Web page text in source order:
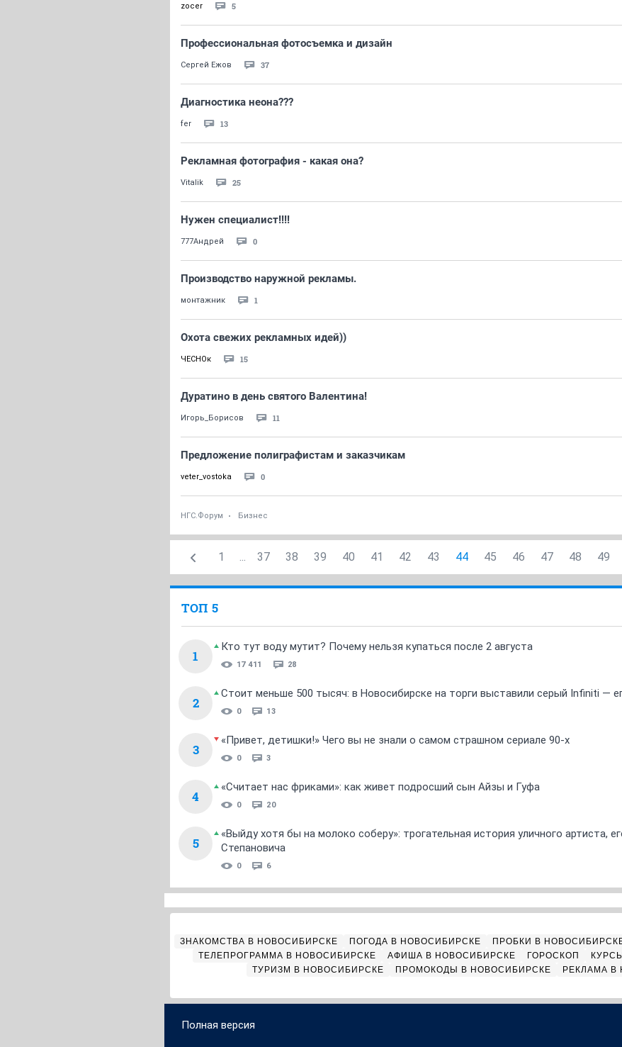
zocer 5
Профессиональная фотосъемка и дизайн
Сергей Ежов 37
Диагностика неона???
fer 13
Рекламная фотография - какая она?
Vitalik 25
Нужен специалист!!!!
777Андрей 0
Производство наружной рекламы.
монтажник 1
Охота свежих рекламных идей))
ЧЕСНОк 15
Дуратино в день святого Валентина!
Игорь_Борисов 11
Предложение полиграфистам и заказчикам
veter_vostoka 0
НГС.Форум Бизнес
1 ... 37 38 39 40 41 42 43 44 45 46 47 48 49
ТОП 5
1
Кто тут воду мутит? Почему нельзя купаться после 2 августа
17 411 28
2
Стоит меньше 500 тысяч: в Новосибирске на торги выставили серый Infiniti —
0 13
3
«Привет, детишки!» Чего вы не знали о самом страшном сериале 90-х
0 3
4
«Считает нас фриками»: как живет подросший сын Айзы и Гуфа
0 20
5
«Выйду хотя бы на молоко соберу»: трогательная история уличного артиста,
Степановича
0 6
ЗНАКОМСТВА В НОВОСИБИРСКЕ ПОГОДА В НОВОСИБИРСКЕ ПРОБКИ В
ТЕЛЕПРОГРАММА В НОВОСИБИРСКЕ
АФИША В НОВОСИБИРСКЕ ГОРОСКОП
ТУРИЗМ В НОВОСИБИРСКЕ
ПРОМОКОДЫ В НОВОСИБИРСКЕ РЕКЛАМА В
Полная версия